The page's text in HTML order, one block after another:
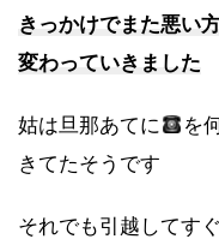
きっかけでまた悪い
変わっていきました
姑は旦那あてに
を
きてたそうです
それでも引越してす